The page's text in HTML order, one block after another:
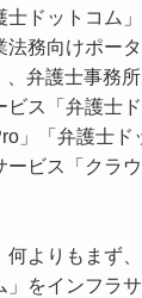
士ドットコム
法務向けポー
弁護士事務
ス「弁護士ド
」「弁護士ド
ービス「クラ
何よりもまず
」をインフラ